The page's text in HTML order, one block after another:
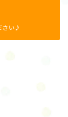
さい♪